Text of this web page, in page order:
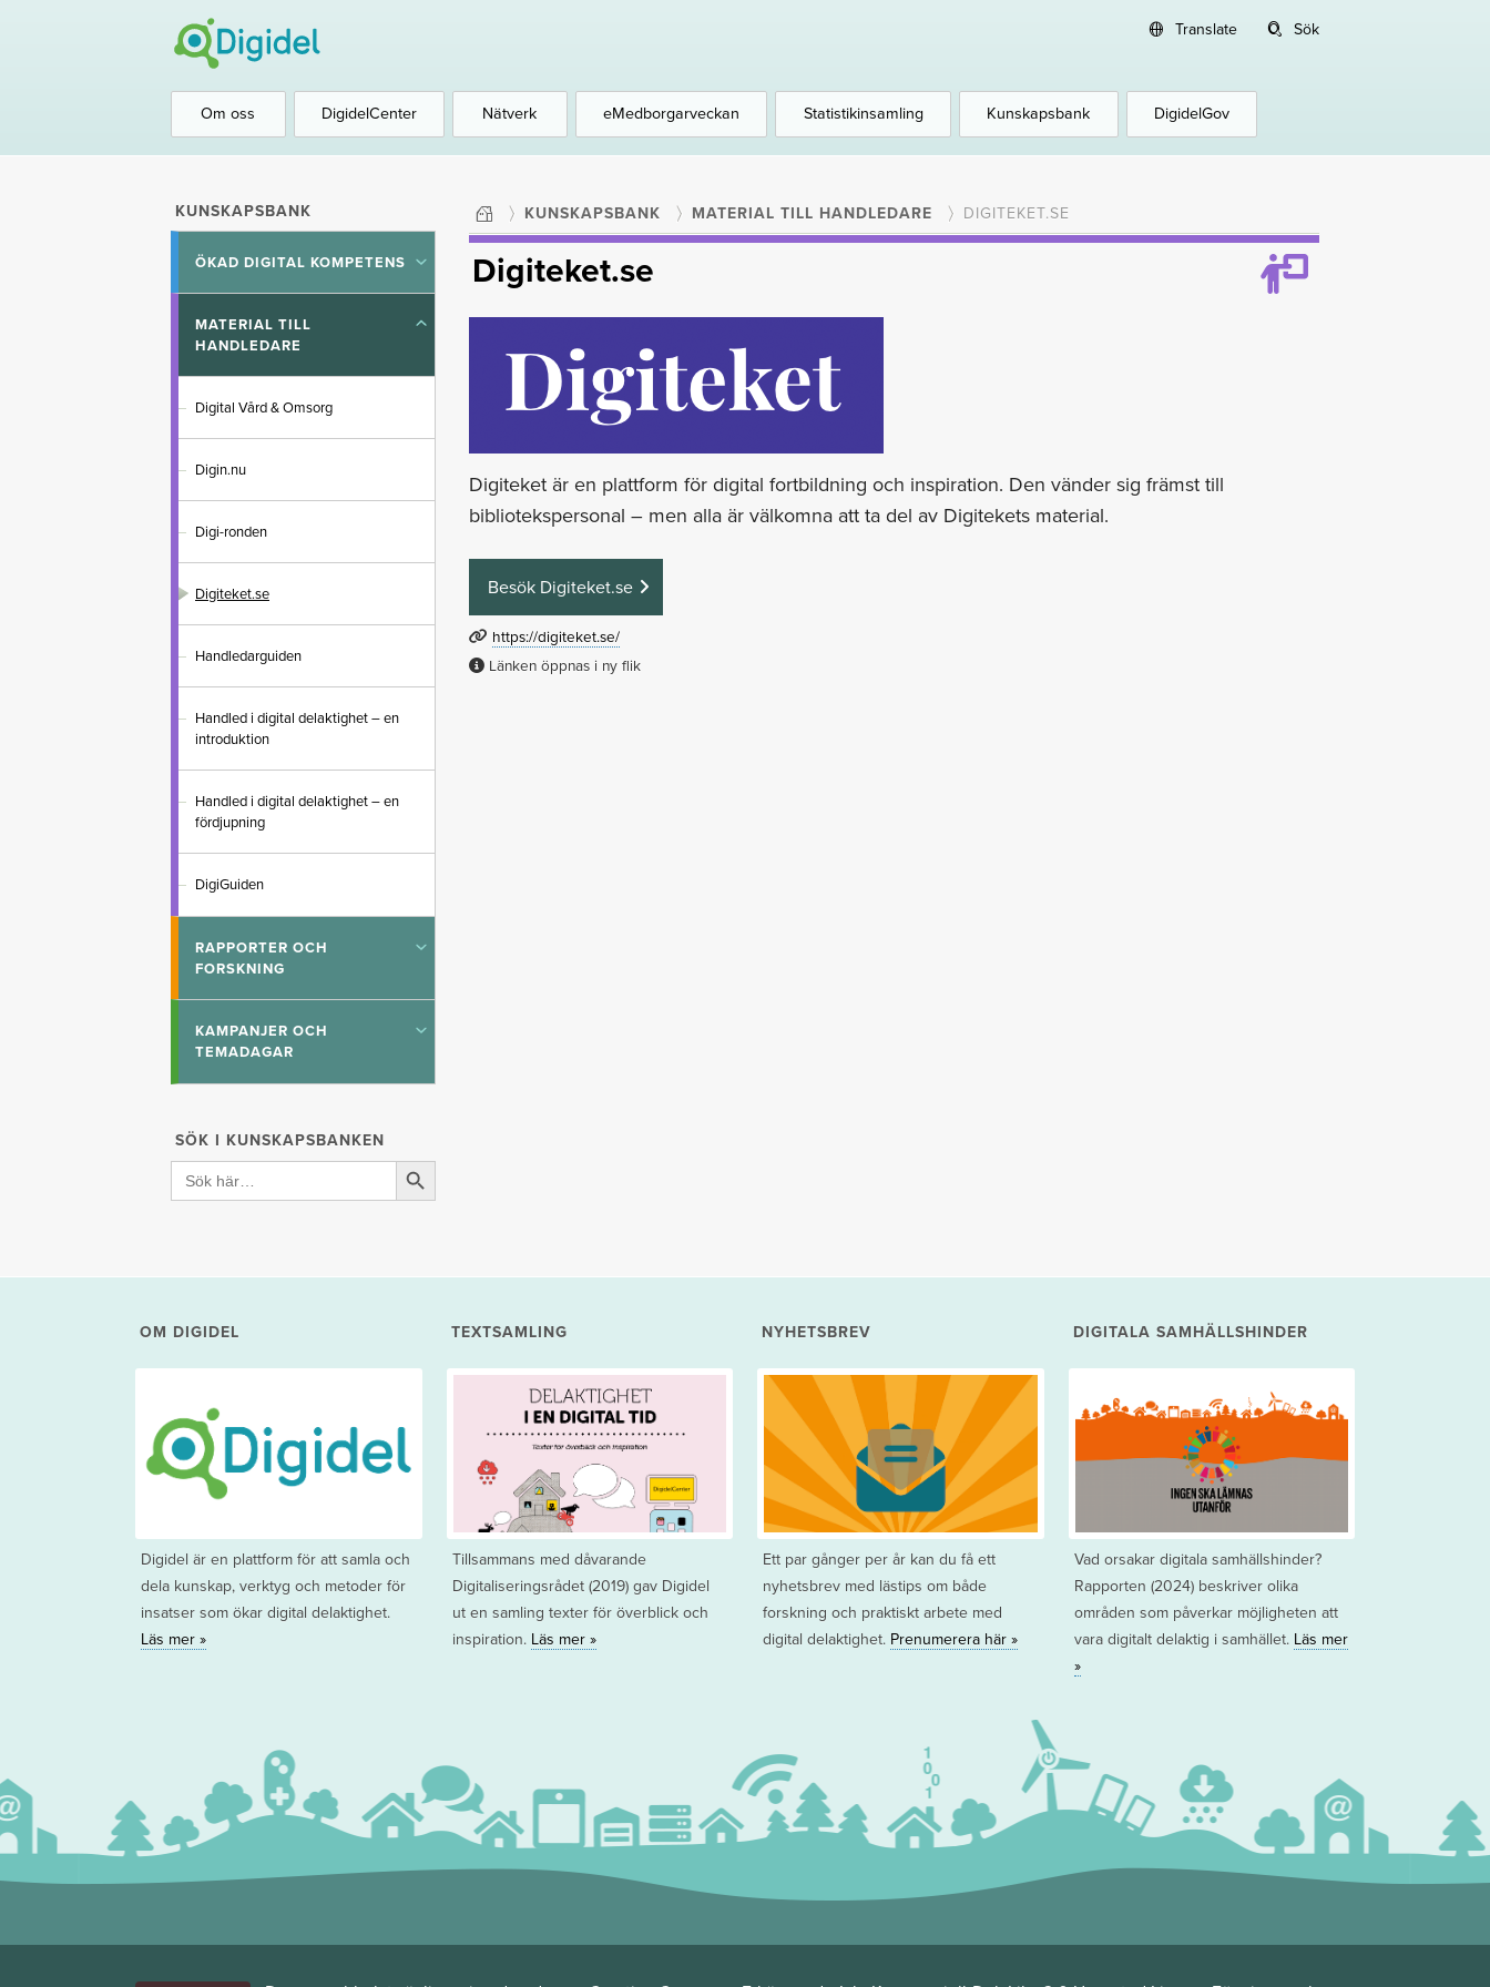
Translate Sök
Om oss DigidelCenter Nätverk eMedborgarveckan Statistikinsamling Kunskapsbank DigidelGov
KUNSKAPSBANK
ÖKAD DIGITAL KOMPETENS
Toggle
submenu
MATERIAL TILL
HANDLEDARE
Digital Vård & Omsorg
Digin.nu
Digi-ronden
Digiteket.se
Handledarguiden
Handled i digital delaktighet – en
introduktion
Handled i digital delaktighet – en
fördjupning
DigiGuiden
Toggle
RAPPORTER OCH
FORSKNING
Toggle
KAMPANJER OCH
TEMADAGAR
Toggle
SÖK I KUNSKAPSBANKEN
Search
for:
Sökknapp
KUNSKAPSBANK MATERIAL TILL HANDLEDARE DIGITEKET.SE
Digiteket.se
Digiteket är en plattform för digital fortbildning och inspiration. Den vänder sig främst till
bibliotekspersonal – men alla är välkomna att ta del av Digitekets material.
Besök Digiteket.se
https://digiteket.se/
Länken öppnas i ny flik
OM DIGIDEL
Digidel är en plattform för att samla och
dela kunskap, verktyg och metoder för
insatser som ökar digital delaktighet.
Läs mer »
TEXTSAMLING
Tillsammans med dåvarande
Digitaliseringsrådet (2019) gav Digidel
ut en samling texter för överblick och
inspiration. Läs mer »
NYHETSBREV
Ett par gånger per år kan du få ett
nyhetsbrev med lästips om både
forskning och praktiskt arbete med
digital delaktighet. Prenumerera här »
DIGITALA SAMHÄLLSHINDER
Vad orsakar digitala samhällshinder?
Rapporten (2024) beskriver olika
områden som påverkar möjligheten att
vara digitalt delaktig i samhället. Läs mer
»